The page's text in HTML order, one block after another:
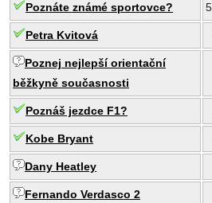
Poznáte známé sportovce?
Petra Kvitová
Poznej nejlepší orientační
běžkyně současnosti
Poznáš jezdce F1?
Kobe Bryant
Dany Heatley
Fernando Verdasco 2